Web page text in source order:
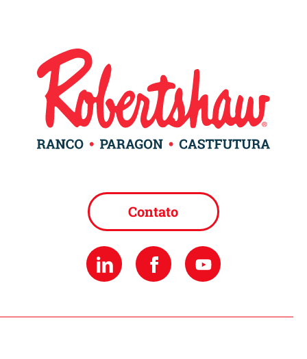
Contato